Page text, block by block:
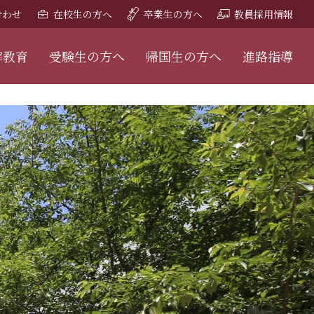
せ 在校生の方へ 卒業生の方へ 教員採用情報
育 受験生の方へ 帰国生の方へ 進路指導